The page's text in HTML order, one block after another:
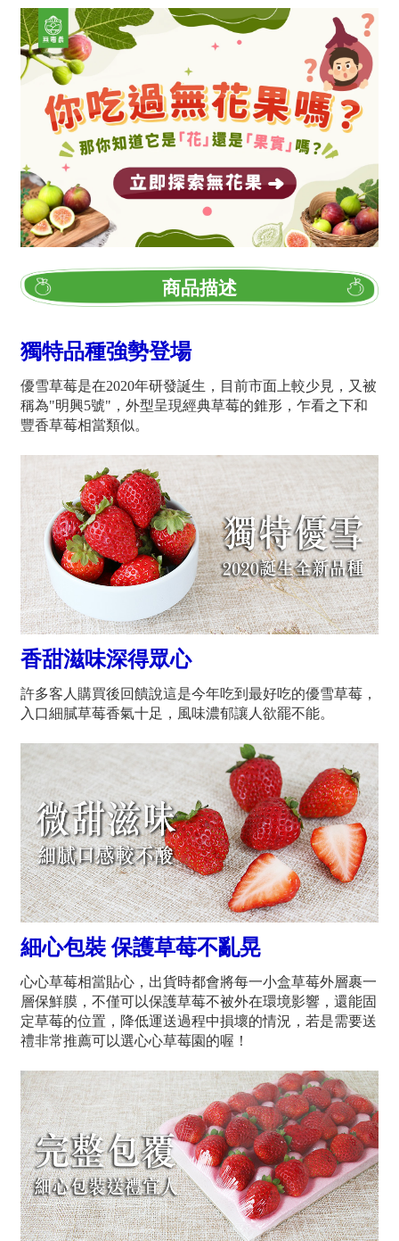
商品描述
獨特品種強勢登場
優雪草莓是在2020年研發誕生，目前市面上較少見，又被
稱為"明興5號"， 外型呈現經典草莓的錐形，乍看之下和
豐香草莓相當類似。
香甜滋味深得眾心
許多客人購買後回饋說這是今年吃到最好吃的優雪草莓，
入口細膩草莓香氣十足，風味濃郁讓人欲罷不能。
細心包裝 保護草莓不亂晃
心心草莓相當貼心，出貨時都會將每一小盒草莓外層裹一
層保鮮膜，不僅可以保護草莓不被外在環境影響，還能固
定草莓的位置，降低運送過程中損壞的情況，若是需要送
禮非常推薦可以選心心草莓園的喔！